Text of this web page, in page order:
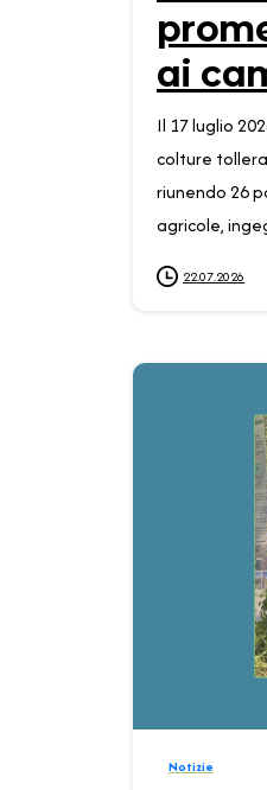
ai
Il 17 luglio
colture
riunendo 26
agricole,
22.07.2026
Notizie